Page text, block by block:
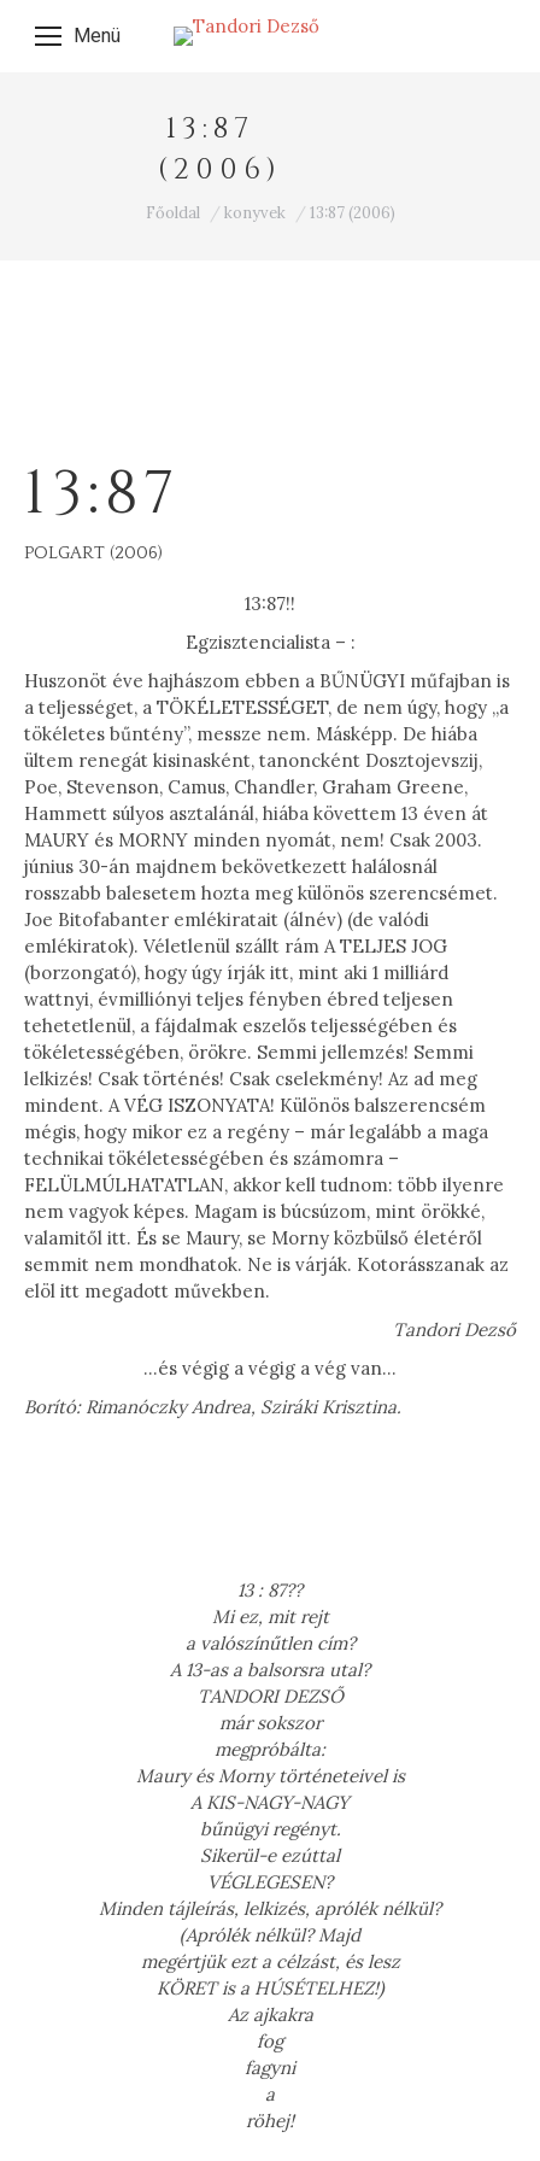
Menü
13:87
(2006)
Ön itt van:
Főoldal konyvek 13:87 (2006)
13:87
POLGART (2006)
13:87!!
Egzisztencialista – :
Huszonöt éve hajhászom ebben a BŰNÜGYI műfajban is
a teljességet, a TÖKÉLETESSÉGET, de nem úgy, hogy „a
tökéletes bűntény”, messze nem. Másképp. De hiába
ültem renegát kisinasként, tanoncként Dosztojevszij,
Poe, Stevenson, Camus, Chandler, Graham Greene,
Hammett súlyos asztalánál, hiába követtem 13 éven át
MAURY és MORNY minden nyomát, nem! Csak 2003.
június 30-án majdnem bekövetkezett halálosnál
rosszabb balesetem hozta meg különös szerencsémet.
Joe Bitofabanter emlékiratait (álnév) (de valódi
emlékiratok). Véletlenül szállt rám A TELJES JOG
(borzongató), hogy úgy írják itt, mint aki 1 milliárd
wattnyi, évmilliónyi teljes fényben ébred teljesen
tehetetlenül, a fájdalmak eszelős teljességében és
tökéletességében, örökre. Semmi jellemzés! Semmi
lelkizés! Csak történés! Csak cselekmény! Az ad meg
mindent. A VÉG ISZONYATA! Különös balszerencsém
mégis, hogy mikor ez a regény – már legalább a maga
technikai tökéletességében és számomra –
FELÜLMÚLHATATLAN, akkor kell tudnom: több ilyenre
nem vagyok képes. Magam is búcsúzom, mint örökké,
valamitől itt. És se Maury, se Morny közbülső életéről
semmit nem mondhatok. Ne is várják. Kotorásszanak az
elöl itt megadott művekben.
Tandori Dezső
…és végig a végig a vég van…
Borító: Rimanóczky Andrea, Sziráki Krisztina.
13 : 87??
Mi ez, mit rejt
a valószínűtlen cím?
A 13-as a balsorsra utal?
TANDORI DEZSŐ
már sokszor
megpróbálta:
Maury és Morny történeteivel is
A KIS-NAGY-NAGY
bűnügyi regényt.
Sikerül-e ezúttal
VÉGLEGESEN?
Minden tájleírás, lelkizés, aprólék nélkül?
(Aprólék nélkül? Majd
megértjük ezt a célzást, és lesz
KÖRET is a HÚSÉTELHEZ!)
Az ajkakra
fog
fagyni
a
röhej!